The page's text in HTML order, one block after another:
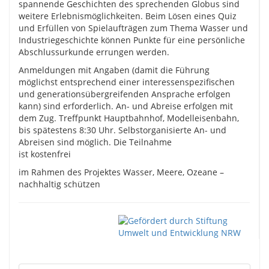
spannende Geschichten des sprechenden Globus sind
weitere Erlebnismöglichkeiten. Beim Lösen eines Quiz
und Erfüllen von Spielaufträgen zum Thema Wasser und
Industriegeschichte können Punkte für eine persönliche
Abschlussurkunde errungen werden.
Anmeldungen mit Angaben (damit die Führung
möglichst entsprechend einer interessenspezifischen
und generationsübergreifenden Ansprache erfolgen
kann) sind erforderlich. An- und Abreise erfolgen mit
dem Zug. Treffpunkt Hauptbahnhof, Modelleisenbahn,
bis spätestens 8:30 Uhr. Selbstorganisierte An- und
Abreisen sind möglich. Die Teilnahme
ist kostenfrei
im Rahmen des Projektes Wasser, Meere, Ozeane –
nachhaltig schützen